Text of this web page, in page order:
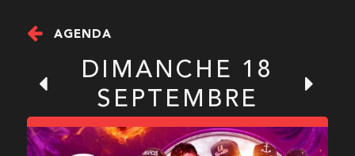
AGENDA
DIMANCHE 18
SEPTEMBRE